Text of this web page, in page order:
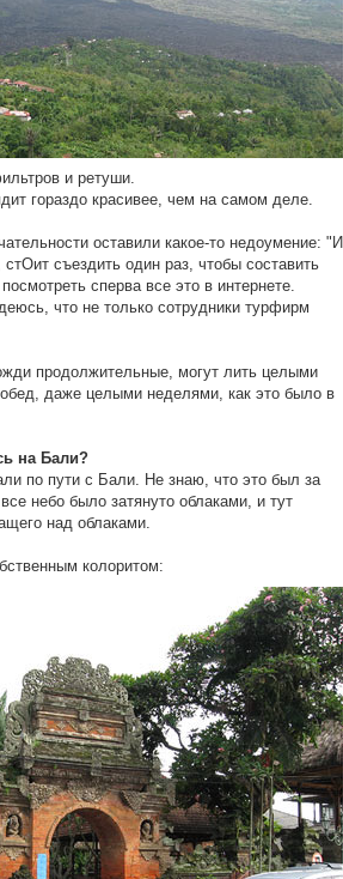
и ретуши.
гораздо красивее, чем на самом деле.
оставили какое-то недоумение: "И
съездить один раз, чтобы составить
сперва все это в интернете.
что не только сотрудники турфирм
продолжительные, могут лить целыми
даже целыми неделями, как это было в
на Бали?
по пути с Бали. Не знаю, что это был за
небо было затянуто облаками, и тут
над облаками.
колоритом: